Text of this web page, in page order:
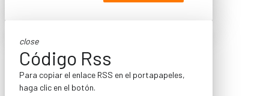
close
Código Rss
Para copiar el enlace RSS en el portapapeles,
haga clic en el botón.